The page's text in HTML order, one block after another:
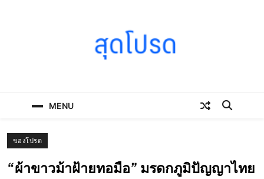
MENU
ของโปรด
“ผ้าขาวม้าฝ้ายทอมือ” มรดกภูมิปัญญาไทย